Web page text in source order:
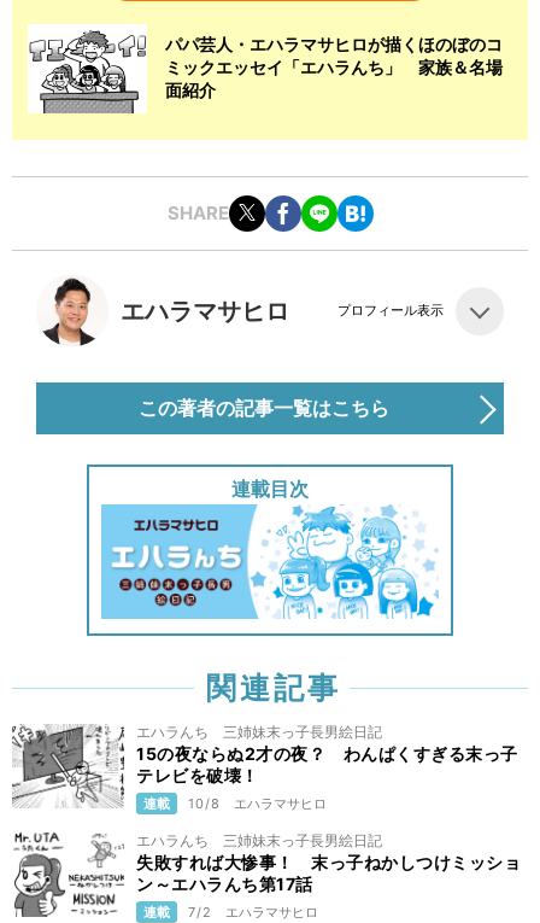
パパ芸人・エハラマサヒロが描くほのぼのコ
ミックエッセイ「エハラんち」 家族＆名場
面紹介
SHARE
エハラマサヒロ プロフィール表示
この著者の記事一覧はこちら
連載目次
関連記事
エハラんち 三姉妹末っ子長男絵日記
15の夜ならぬ2才の夜？ わんぱくすぎる末っ子
テレビを破壊！
連載 10/8 エハラマサヒロ
エハラんち 三姉妹末っ子長男絵日記
失敗すれば大惨事！ 末っ子ねかしつけミッショ
ン～エハラんち第17話
連載 7/2 エハラマサヒロ